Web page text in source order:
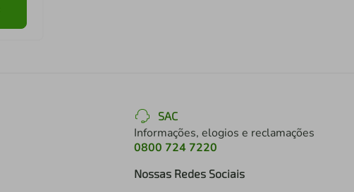
SAC
Informações, elogios e reclamações
0800 724 7220
Nossas Redes Sociais